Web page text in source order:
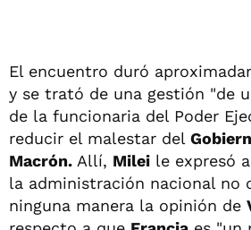
El encuentro duró
y se trató de una gestión "de
de la funcionaria del Poder
reducir el malestar del
Macrón. Allí, Milei le expresó
la administración nacional no
ninguna manera la opinión de